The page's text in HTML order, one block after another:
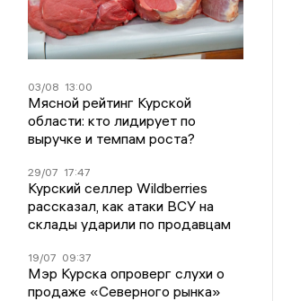
03/08 13:00
Мясной рейтинг Курской
области: кто лидирует по
выручке и темпам роста?
29/07 17:47
Курский селлер Wildberries
рассказал, как атаки ВСУ на
склады ударили по продавцам
19/07 09:37
Мэр Курска опроверг слухи о
продаже «Северного рынка»